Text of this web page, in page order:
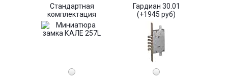
Стандартная
комплектация
Гардиан 30.01
(+1945 руб)